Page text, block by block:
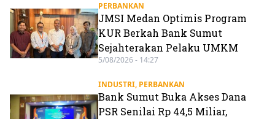
PERBANKAN
JMSI Medan Optimis Program
KUR Berkah Bank Sumut
Sejahterakan Pelaku UMKM
5/08/2026 - 14:27
INDUSTRI, PERBANKAN
Bank Sumut Buka Akses Dana
PSR Senilai Rp 44,5 Miliar,